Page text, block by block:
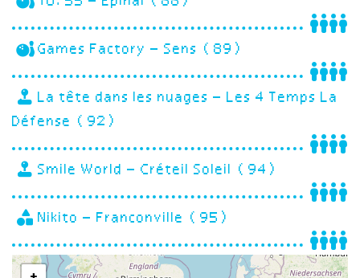
Games Factory – Sens (89)
La tête dans les nuages – Les 4 Temps La
Défense (92)
Smile World – Créteil Soleil (94)
Nikito – Franconville (95)